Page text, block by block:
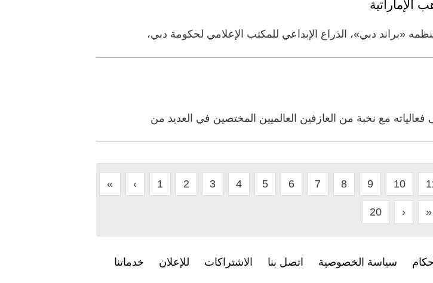
«براند دبي»، الذراع الإبداعي للمكتب الإعلامي لحكومة دبي،
مع نخبة من العازفين العالميين المختصين في العديد من
« ‹ 1 2 3 4 5 6 7 8 9 10
20 › »
سياسة الخصوصية اتصل بنا الاشتراكات للإعلان خدماتنا